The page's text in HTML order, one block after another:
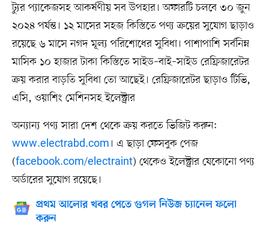
ট্যুর প্যাকেজসহ আকর্ষণীয় সব উপহার। অফারটি চলবে ৩০ জুন
২০২৪ পর্যন্ত। ১২ মাসের সহজ কিস্তিতে পণ্য ক্রয়ের সুযোগ ছাড়াও
রয়েছে ৬ মাসে নগদ মূল্য পরিশোধের সুবিধা। পাশাপাশি সর্বনিম্ন
মাসিক ১০ হাজার টাকা কিস্তিতে সাইড–বাই–সাইড রেফ্রিজারেটর
ক্রয় করার বাড়তি সুবিধা তো আছেই। রেফ্রিজারেটর ছাড়াও টিভি,
এসি, ওয়াশিং মেশিনসহ ইলেক্ট্রার
অন্যান্য পণ্য সারা দেশ থেকে ক্রয় করতে ভিজিট করুন:
www.electrabd.com । এ ছাড়া ফেসবুক পেজ
(facebook.com/electraint) থেকেও ইলেক্ট্রার যেকোনো পণ্য
অর্ডারের সুযোগ রয়েছে।
প্রথম আলোর খবর পেতে গুগল নিউজ চ্যানেল ফলো
করুন